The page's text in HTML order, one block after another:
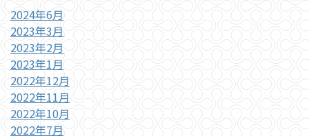
2024年6月
2023年3月
2023年2月
2023年1月
2022年12月
2022年11月
2022年10月
2022年7月